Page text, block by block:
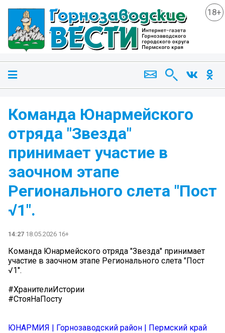
18+
Команда Юнармейского
отряда "Звезда"
принимает участие в
заочном этапе
Регионального слета "Пост
√1".
14:27 18.05.2026 16+
Команда Юнармейского отряда "Звезда" принимает
участие в заочном этапе Регионального слета "Пост
√1".
#ХранителиИстории
#СтояНаПосту
ЮНАРМИЯ | Горнозаводский район | Пермский край